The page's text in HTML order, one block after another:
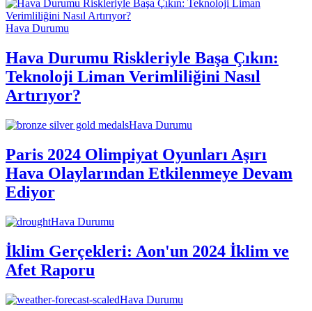
Hava Durumu
Hava Durumu Riskleriyle Başa Çıkın:
Teknoloji Liman Verimliliğini Nasıl
Artırıyor?
Hava Durumu
Paris 2024 Olimpiyat Oyunları Aşırı
Hava Olaylarından Etkilenmeye Devam
Ediyor
Hava Durumu
İklim Gerçekleri: Aon'un 2024 İklim ve
Afet Raporu
Hava Durumu